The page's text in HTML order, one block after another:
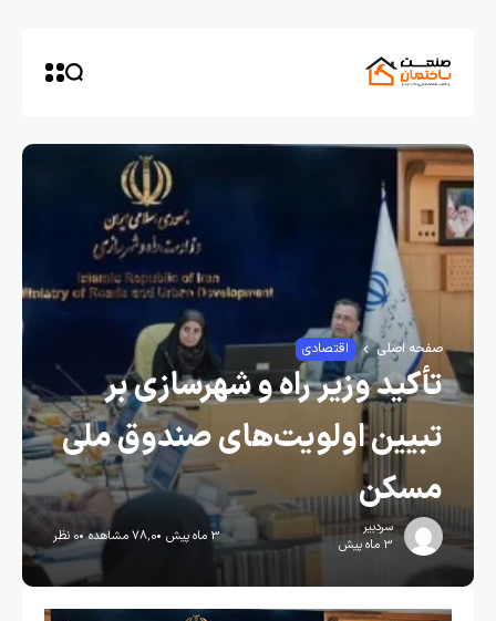
صفحه اصلی اقتصادی
تأکید وزیر راه و شهرسازی بر
تبیین اولویت‌های صندوق ملی
مسکن
سردبیر
3 ماه پیش
3 ماه پیش 78,0 مشاهده 0 نظر